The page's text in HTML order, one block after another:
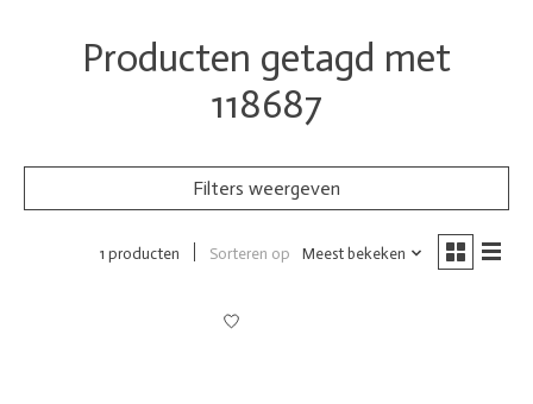
Producten getagd met
118687
Filters weergeven
1 producten Sorteren op Meest bekeken